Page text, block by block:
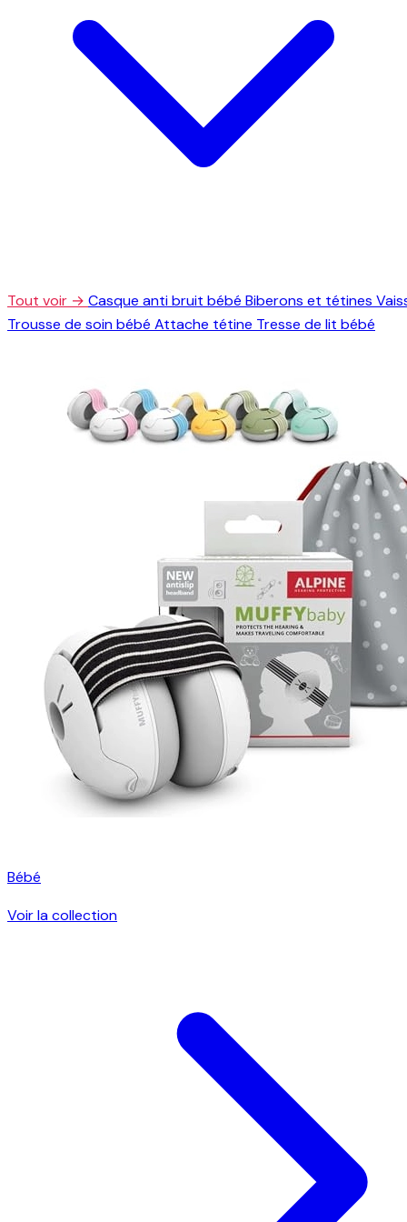
Tout voir → Casque anti bruit bébé Biberons et tétines
Trousse de soin bébé Attache tétine Tresse de lit bébé
Bébé
Voir la collection